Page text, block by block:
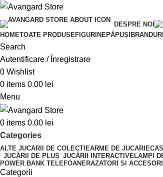
DESPRE NOI
HOMETOATE PRODUSEFIGURINEPĂPUȘI
Search
Autentificare / Înregistrare
0 Wishlist
0 items 0.00 lei
Menu
0 items 0.00 lei
Categories
ALTE JUCARII DE COLECTIEARME DE JUCARIE
JUCĂRII DE PLUȘ JUCĂRII INTERACTIVELAMPI
POWER BANK TELEFOANERAZATORI SI
Categorii